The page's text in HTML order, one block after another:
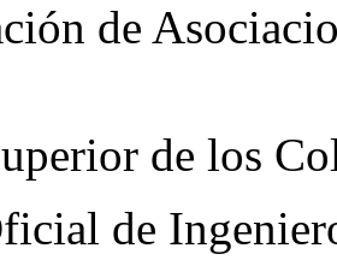
de
de los
de